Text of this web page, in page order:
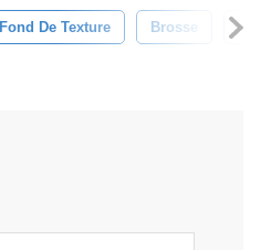
Fond De Texture Brosse